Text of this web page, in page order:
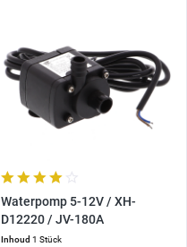
Waterpomp 5-12V / XH-
D12220 / JV-180A
Inhoud 1 Stück